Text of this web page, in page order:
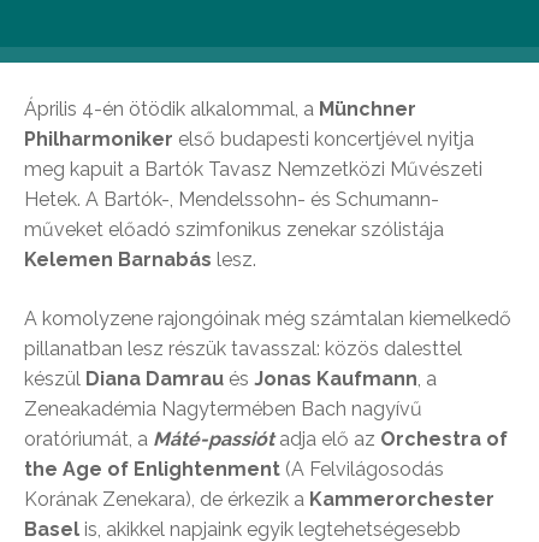
Carmen Souza / Fotó: Budapest Ritmo
Április 4-én ötödik alkalommal, a Münchner
Philharmoniker első budapesti koncertjével nyitja
meg kapuit a Bartók Tavasz Nemzetközi Művészeti
Hetek. A Bartók-, Mendelssohn- és Schumann-
műveket előadó szimfonikus zenekar szólistája
Kelemen Barnabás lesz.
A komolyzene rajongóinak még számtalan kiemelkedő
pillanatban lesz részük tavasszal: közös dalesttel
készül Diana Damrau és Jonas Kaufmann , a
Zeneakadémia Nagytermében Bach nagyívű
oratóriumát, a Máté-passiótadja elő az Orchestra of
the Age of Enlightenment (A Felvilágosodás
Korának Zenekara), de érkezik a Kammerorchester
Basel is, akikkel napjaink egyik legtehetségesebb